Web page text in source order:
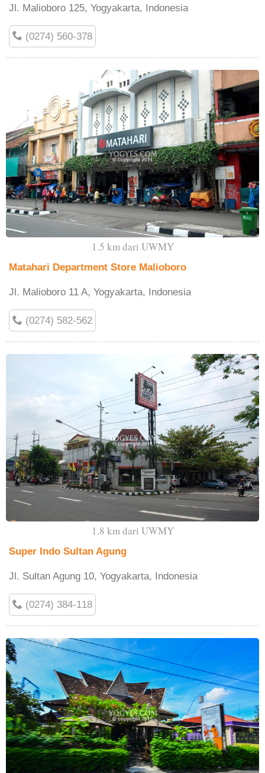
Jl. Malioboro 125, Yogyakarta, Indonesia
(0274) 560-378
1.5 km dari UWMY
Matahari Department Store Malioboro
Jl. Malioboro 11 A, Yogyakarta, Indonesia
(0274) 582-562
1.8 km dari UWMY
Super Indo Sultan Agung
Jl. Sultan Agung 10, Yogyakarta, Indonesia
(0274) 384-118